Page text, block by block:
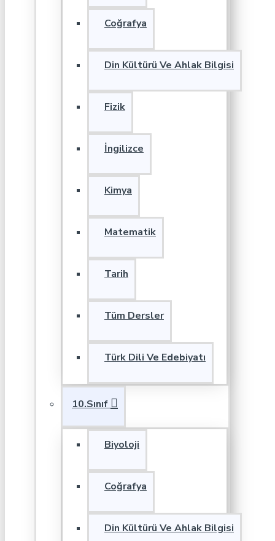
Coğrafya
Din Kültürü Ve Ahlak Bilgisi
Fizik
İngilizce
Kimya
Matematik
Tarih
Tüm Dersler
Türk Dili Ve Edebiyatı
10.Sınıf
Biyoloji
Coğrafya
Din Kültürü Ve Ahlak Bilgisi